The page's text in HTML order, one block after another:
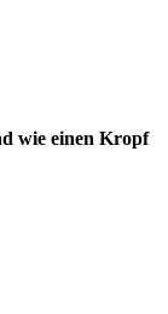
wie einen Kropf